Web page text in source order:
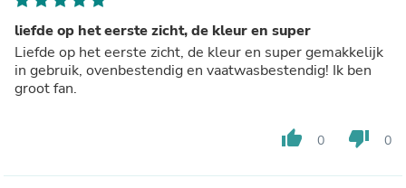
liefde op het eerste zicht, de kleur en super
Liefde op het eerste zicht, de kleur en super gemakkelijk
in gebruik, ovenbestendig en vaatwasbestendig! Ik ben
groot fan.
thumb_up 0 thumb_down 0